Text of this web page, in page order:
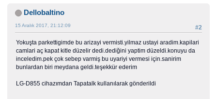
Dellobaltino
#2
15 Aralık 2017, 21:12:09
Yokuşta parkettigimde bu arizayi vermisti.yilmaz ustayi aradim.kapilari
camlari aç kapat kitle düzelir dedi.dediğini yaptim düzeldi.konuyu da
inceledim.pek çok sebep varmiş bu uyariyi vermesi için.sanirim
bunlardan biri meydana geldi.teşekkür ederim
LG-D855 cihazımdan Tapatalk kullanılarak gönderildi